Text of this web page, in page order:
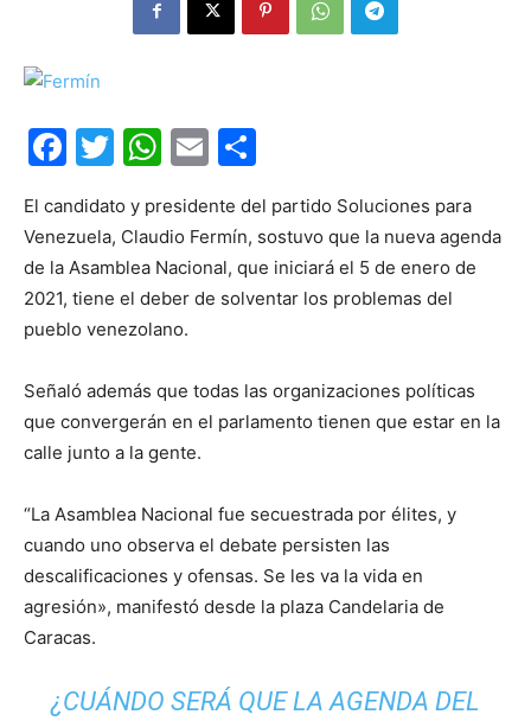
Facebook
Twitter
WhatsApp
Email
El candidato y presidente del partido Soluciones para
Venezuela, Claudio Fermín, sostuvo que la nueva agenda
de la Asamblea Nacional, que iniciará el 5 de enero de
2021, tiene el deber de solventar los problemas del
pueblo venezolano.
Señaló además que todas las organizaciones políticas
que convergerán en el parlamento tienen que estar en la
calle junto a la gente.
“La Asamblea Nacional fue secuestrada por élites, y
cuando uno observa el debate persisten las
descalificaciones y ofensas. Se les va la vida en
agresión», manifestó desde la plaza Candelaria de
Caracas.
¿CUÁNDO SERÁ QUE LA AGENDA DEL